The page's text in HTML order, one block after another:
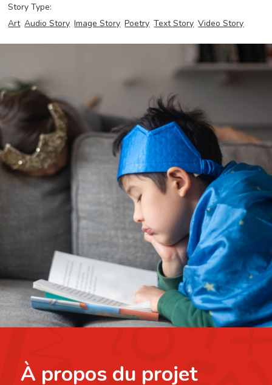
Story Type:
Art Audio Story Image Story Poetry Text Story Video Story
À propos du projet